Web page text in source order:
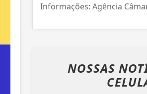
Informações: Agência
NOSSAS